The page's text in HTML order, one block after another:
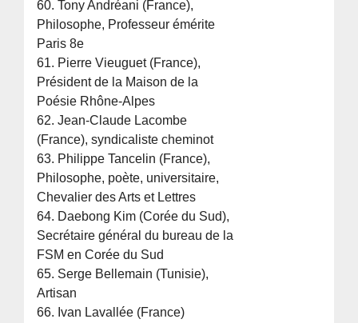
60. Tony Andréani (France),
Philosophe, Professeur émérite
Paris 8e
61. Pierre Vieuguet (France),
Président de la Maison de la
Poésie Rhône-Alpes
62. Jean-Claude Lacombe
(France), syndicaliste cheminot
63. Philippe Tancelin (France),
Philosophe, poète, universitaire,
Chevalier des Arts et Lettres
64. Daebong Kim (Corée du Sud),
Secrétaire général du bureau de la
FSM en Corée du Sud
65. Serge Bellemain (Tunisie),
Artisan
66. Ivan Lavallée (France)